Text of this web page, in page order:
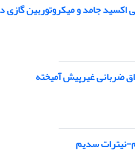
جامد و میکروتوربین
نیترات سدیم